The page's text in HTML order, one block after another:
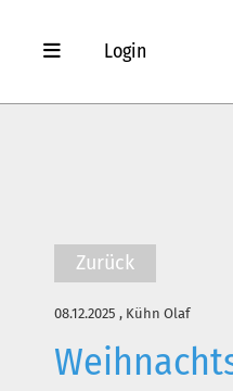
Login
Zurück
08.12.2025 , Kühn Olaf